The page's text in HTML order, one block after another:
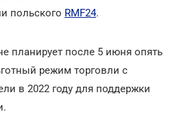
польского RMF24.
планирует после 5 июня опять
режим торговли с
в 2022 году для поддержки